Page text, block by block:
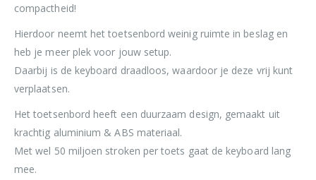
compactheid!
Hierdoor neemt het toetsenbord weinig ruimte in beslag en
heb je meer plek voor jouw setup.
Daarbij is de keyboard draadloos, waardoor je deze vrij kunt
verplaatsen.
Het toetsenbord heeft een duurzaam design, gemaakt uit
krachtig aluminium & ABS materiaal.
Met wel 50 miljoen stroken per toets gaat de keyboard lang
mee.